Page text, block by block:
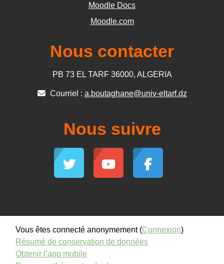
Moodle Docs
Moodle.com
Nous contacter
PB 73 EL TARF 36000, ALGERIA
Courriel : a.boutaghane@univ-eltarf.dz
Nous suivre
Vous êtes connecté anonymement (Connexion)
Résumé de conservation de données
Obtenir l’app mobile